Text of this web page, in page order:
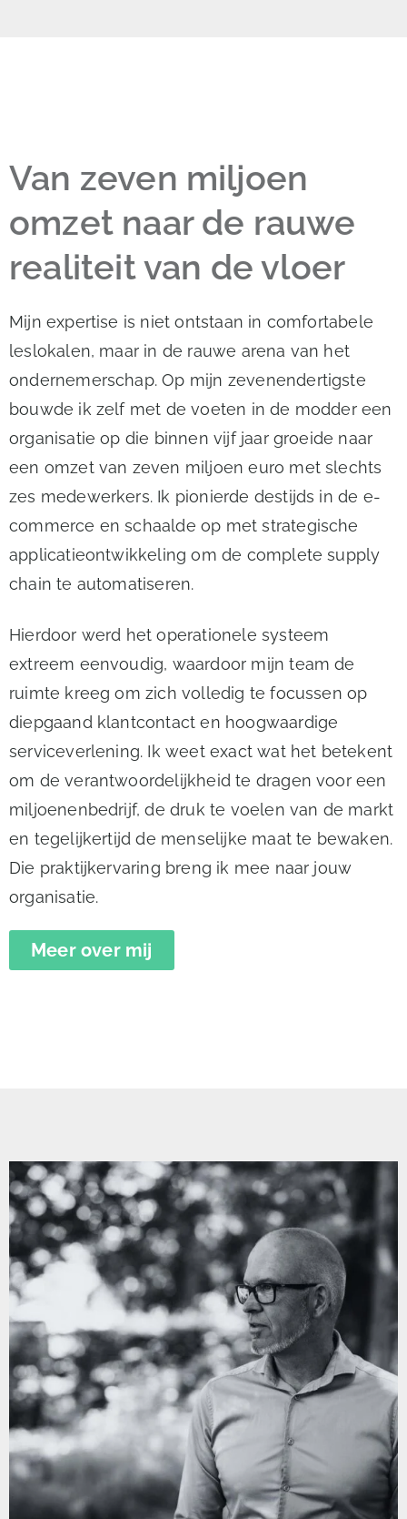
Van zeven miljoen
omzet naar de rauwe
realiteit van de vloer
Mijn expertise is niet ontstaan in comfortabele
leslokalen, maar in de rauwe arena van het
ondernemerschap. Op mijn zevenendertigste
bouwde ik zelf met de voeten in de modder een
organisatie op die binnen vijf jaar groeide naar
een omzet van zeven miljoen euro met slechts
zes medewerkers. Ik pionierde destijds in de e-
commerce en schaalde op met strategische
applicatieontwikkeling om de complete supply
chain te automatiseren.
Hierdoor werd het operationele systeem
extreem eenvoudig, waardoor mijn team de
ruimte kreeg om zich volledig te focussen op
diepgaand klantcontact en hoogwaardige
serviceverlening. Ik weet exact wat het betekent
om de verantwoordelijkheid te dragen voor een
miljoenenbedrijf, de druk te voelen van de markt
en tegelijkertijd de menselijke maat te bewaken.
Die praktijkervaring breng ik mee naar jouw
organisatie.
Meer over mij